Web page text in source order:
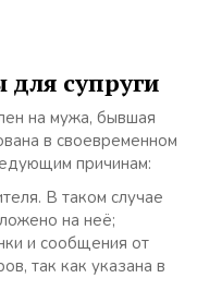
для супруги
на мужа, бывшая
в своевременном
причинам:
В таком случае
на неё;
и сообщения от
так как указана в